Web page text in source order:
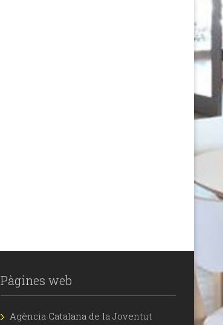
Pàgines web
Agència Catalana de la Joventut